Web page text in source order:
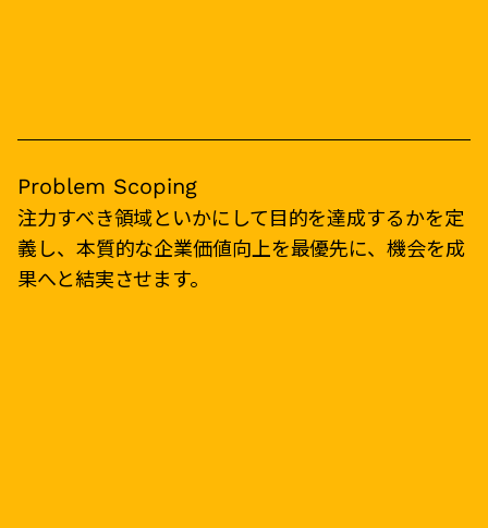
Problem Scoping
注力すべき領域といかにして目的を達成するかを定
義し、本質的な企業価値向上を最優先に、機会を成
果へと結実させます。